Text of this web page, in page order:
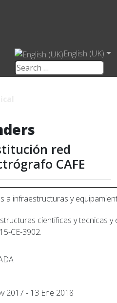
English (UK)
red
CAFE
a infraestructuras y
cientificas y tecnicas y
CE-3902.
2017 - 13 Ene 2018